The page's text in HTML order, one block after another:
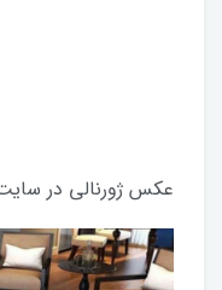
عکس ژورنالی در